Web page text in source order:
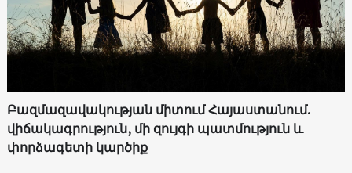
Բազմազավակության միտում Հայաստանում.
վիճակագրություն, մի զույգի պատմություն և
փորձագետի կարծիք